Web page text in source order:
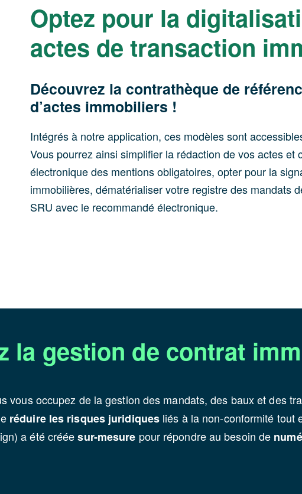
Optez pour la
actes de transaction
Découvrez la contrathèque de
d’actes immobiliers !
Intégrés à notre application, ces modèles sont
Vous pourrez ainsi simplifier la rédaction de vos actes
électronique des mentions obligatoires, opter pour la
immobilières, dématérialiser votre registre des mandats
SRU avec le recommandé électronique.
la gestion de contrat
vous occupez de la gestion des mandats, des baux et des
réduire les risques juridiques liés à la non-conformité tout
a été crééesur-mesure pour répondre au besoin de